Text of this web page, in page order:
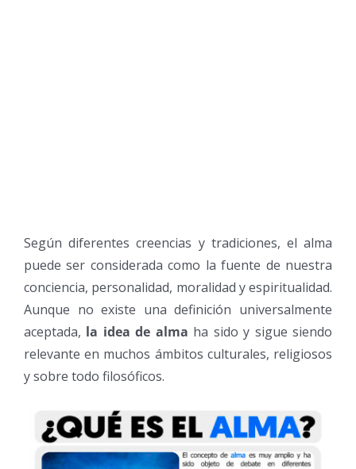
Según diferentes creencias y tradiciones, el alma
puede ser considerada como la fuente de nuestra
conciencia, personalidad, moralidad y espiritualidad.
Aunque no existe una definición universalmente
aceptada, la idea de alma ha sido y sigue siendo
relevante en muchos ámbitos culturales, religiosos
y sobre todo filosóficos.